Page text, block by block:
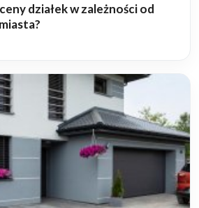
działek w zależności od